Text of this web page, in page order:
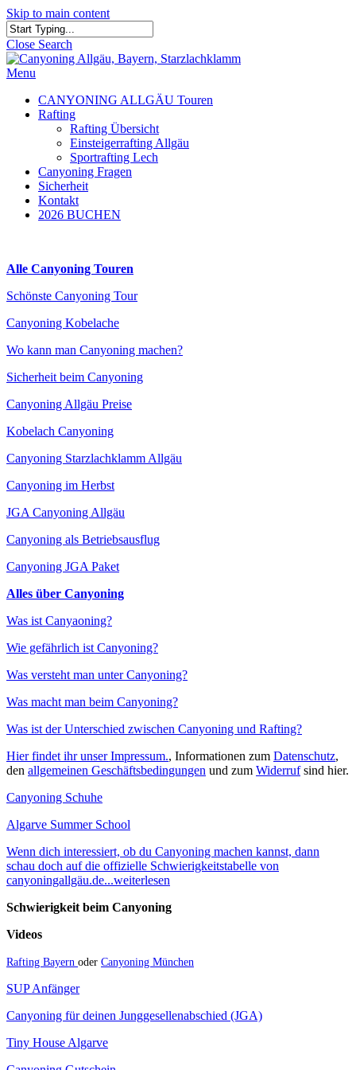
Skip to main content
Close Search
Menu
CANYONING ALLGÄU Touren
Rafting
Rafting Übersicht
Einsteigerrafting Allgäu
Sportrafting Lech
Canyoning Fragen
Sicherheit
Kontakt
2026 BUCHEN
Alle Canyoning Touren
Schönste Canyoning Tour
Canyoning Kobelache
Wo kann man Canyoning machen?
Sicherheit beim Canyoning
Canyoning Allgäu Preise
Kobelach Canyoning
Canyoning Starzlachklamm Allgäu
Canyoning im Herbst
JGA Canyoning Allgäu
Canyoning als Betriebsausflug
Canyoning JGA Paket
Alles über Canyoning
Was ist Canyaoning?
Wie gefährlich ist Canyoning?
Was versteht man unter Canyoning?
Was macht man beim Canyoning?
Was ist der Unterschied zwischen Canyoning und Rafting?
Hier findet ihr unser Impressum., Informationen zum Datenschutz,
den allgemeinen Geschäftsbedingungen und zum Widerrufsind hier.
Canyoning Schuhe
Algarve Summer School
Wenn dich interessiert, ob du Canyoning machen kannst, dann
schau doch auf die offizielle Schwierigkeitstabelle von
canyoningallgäu.de...weiterlesen
Schwierigkeit beim Canyoning
Videos
Rafting Bayern oder Canyoning München
SUP Anfänger
Canyoning für deinen Junggesellenabschied (JGA)
Tiny House Algarve